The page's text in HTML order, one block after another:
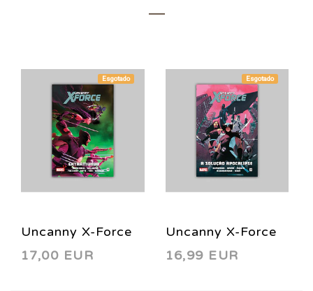
Esgotado
Uncanny X-Force
Vol. 03:
17,00 EUR
Esgotado
Uncanny X-Force
Vol. 01: A Solução
16,99 EUR